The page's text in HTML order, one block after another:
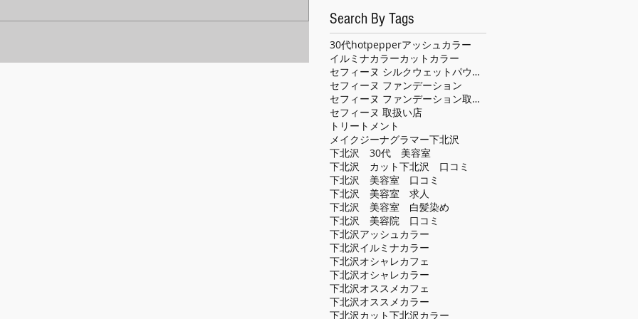
Search By Tags
30代hotpepperアッシュカラー
イルミナカラーカット カラー
セフィーヌ シルクウェットパウダー
セフィーヌ ファンデーション
セフィーヌ ファンデーション取扱い店
セフィーヌ 取扱い店
トリートメント
メイクジーナグラマー下北沢
下北沢 30代 美容室
下北沢 カット下北沢 口コミ
下北沢 美容室 口コミ
下北沢 美容室 求人
下北沢 美容室 白髪染め
下北沢 美容院 口コミ
下北沢アッシュカラー
下北沢イルミナカラー
下北沢オシャレカフェ
下北沢オシャレカラー
下北沢オススメカフェ
下北沢オススメカラー
下北沢カット下北沢カラー